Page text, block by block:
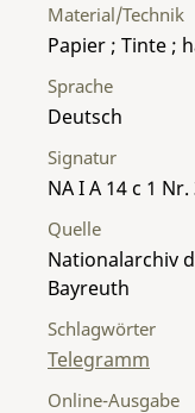
Material/Technik
Papier ; Tinte ;
Sprache
Deutsch
Signatur
NA I A 14 c 1 Nr.
Quelle
Nationalarchiv
Bayreuth
Schlagwörter
Telegramm
Online-Ausgabe